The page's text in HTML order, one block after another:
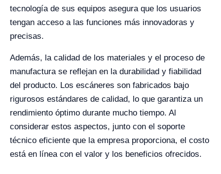
tecnología de sus equipos asegura que los usuarios
tengan acceso a las funciones más innovadoras y
precisas.
Además, la calidad de los materiales y el proceso de
manufactura se reflejan en la durabilidad y fiabilidad
del producto. Los escáneres son fabricados bajo
rigurosos estándares de calidad, lo que garantiza un
rendimiento óptimo durante mucho tiempo. Al
considerar estos aspectos, junto con el soporte
técnico eficiente que la empresa proporciona, el costo
está en línea con el valor y los beneficios ofrecidos.